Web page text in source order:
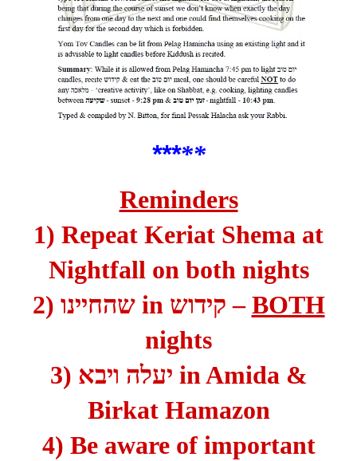
*****
Reminders
1) Repeat Keriat Shema at
Nightfall on both nights
2) שהחיינוin קידוש – BOTH
nights
3) יעלה ויבא in Amida &
Birkat Hamazon
4) Be aware of important